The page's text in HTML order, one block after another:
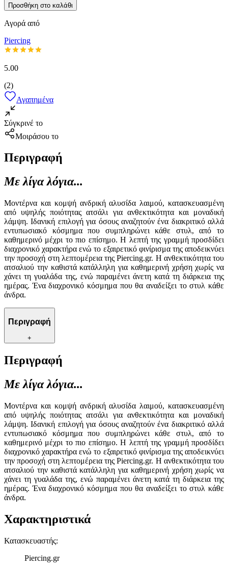
Προσθήκη στο καλάθι
Αγορά από
Piercing
5.00
(2)
Αγαπημένα
Σύγκρινέ το
Μοιράσου το
Περιγραφή
Με λίγα λόγια...
Μοντέρνα και κομψή ανδρική αλυσίδα λαιμού, κατασκευασμένη
από υψηλής ποιότητας ατσάλι για ανθεκτικότητα και μοναδική
λάμψη. Ιδανική επιλογή για όσους αναζητούν ένα διακριτικό αλλά
εντυπωσιακό κόσμημα που συμπληρώνει κάθε στυλ, από το
καθημερινό μέχρι το πιο επίσημο. Η λεπτή της γραμμή προσδίδει
διαχρονικό χαρακτήρα ενώ το εξαιρετικό φινίρισμα της αποδεικνύει
την προσοχή στη λεπτομέρεια της Piercing.gr. Η ανθεκτικότητα του
ατσαλιού την καθιστά κατάλληλη για καθημερινή χρήση χωρίς να
χάνει τη γυαλάδα της, ενώ παραμένει άνετη κατά τη διάρκεια της
ημέρας. Ένα διαχρονικό κόσμημα που θα αναδείξει το στυλ κάθε
άνδρα.
Περιγραφή
+
Περιγραφή
Με λίγα λόγια...
Μοντέρνα και κομψή ανδρική αλυσίδα λαιμού, κατασκευασμένη
από υψηλής ποιότητας ατσάλι για ανθεκτικότητα και μοναδική
λάμψη. Ιδανική επιλογή για όσους αναζητούν ένα διακριτικό αλλά
εντυπωσιακό κόσμημα που συμπληρώνει κάθε στυλ, από το
καθημερινό μέχρι το πιο επίσημο. Η λεπτή της γραμμή προσδίδει
διαχρονικό χαρακτήρα ενώ το εξαιρετικό φινίρισμα της αποδεικνύει
την προσοχή στη λεπτομέρεια της Piercing.gr. Η ανθεκτικότητα του
ατσαλιού την καθιστά κατάλληλη για καθημερινή χρήση χωρίς να
χάνει τη γυαλάδα της, ενώ παραμένει άνετη κατά τη διάρκεια της
ημέρας. Ένα διαχρονικό κόσμημα που θα αναδείξει το στυλ κάθε
άνδρα.
Χαρακτηριστικά
Κατασκευαστής:
Piercing.gr